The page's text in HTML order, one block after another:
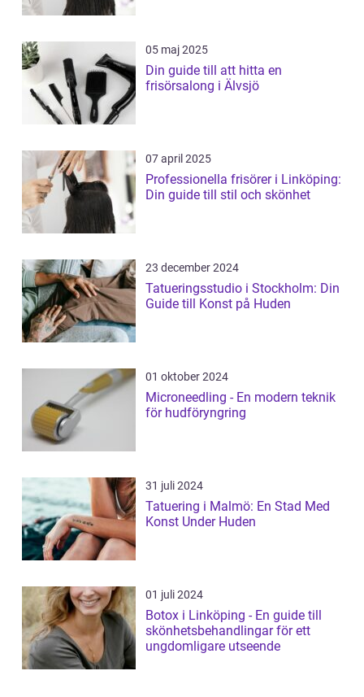
05 maj 2025
Din guide till att hitta en
frisörsalong i Älvsjö
07 april 2025
Professionella frisörer i Linköping:
Din guide till stil och skönhet
23 december 2024
Tatueringsstudio i Stockholm: Din
Guide till Konst på Huden
01 oktober 2024
Microneedling - En modern teknik
för hudföryngring
31 juli 2024
Tatuering i Malmö: En Stad Med
Konst Under Huden
01 juli 2024
Botox i Linköping - En guide till
skönhetsbehandlingar för ett
ungdomligare utseende